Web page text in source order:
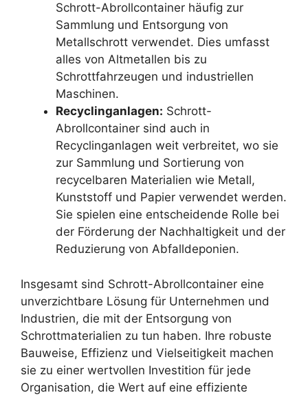
Schrott-Abrollcontainer häufig zur
Sammlung und Entsorgung von
Metallschrott verwendet. Dies umfasst
alles von Altmetallen bis zu
Schrottfahrzeugen und industriellen
Maschinen.
Recyclinganlagen: Schrott-
Abrollcontainer sind auch in
Recyclinganlagen weit verbreitet, wo sie
zur Sammlung und Sortierung von
recycelbaren Materialien wie Metall,
Kunststoff und Papier verwendet werden.
Sie spielen eine entscheidende Rolle bei
der Förderung der Nachhaltigkeit und der
Reduzierung von Abfalldeponien.
Insgesamt sind Schrott-Abrollcontainer eine
unverzichtbare Lösung für Unternehmen und
Industrien, die mit der Entsorgung von
Schrottmaterialien zu tun haben. Ihre robuste
Bauweise, Effizienz und Vielseitigkeit machen
sie zu einer wertvollen Investition für jede
Organisation, die Wert auf eine effiziente